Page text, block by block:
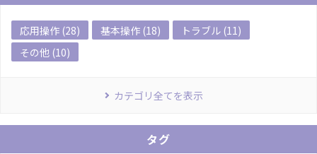
応用操作 (28) 基本操作 (18)
トラブル (11)
その他 (10)
カテゴリ全てを表示
タグ